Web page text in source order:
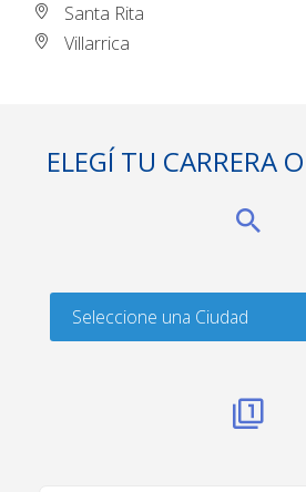
Santa Rita
Villarrica
ELEGÍ TU CARRERA